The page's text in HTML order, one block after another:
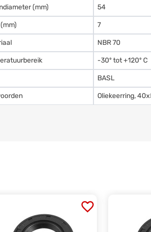
(mm) 54
7
NBR 70
-30º tot +120º C
BASL
Oliekeerring,